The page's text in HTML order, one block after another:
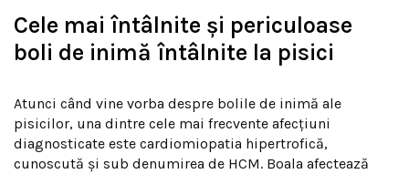
Cele mai întâlnite și periculoase
boli de inimă întâlnite la pisici
Atunci când vine vorba despre bolile de inimă ale
pisicilor, una dintre cele mai frecvente afecțiuni
diagnosticate este cardiomiopatia hipertrofică,
cunoscută și sub denumirea de HCM. Boala afectează